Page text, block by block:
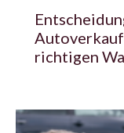
richtigen